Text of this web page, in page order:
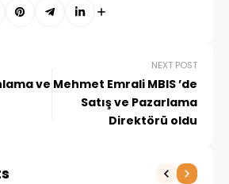
ve
NEXT POST
Mehmet Emrali MBIS ’de
Satış ve Pazarlama
Direktörü oldu